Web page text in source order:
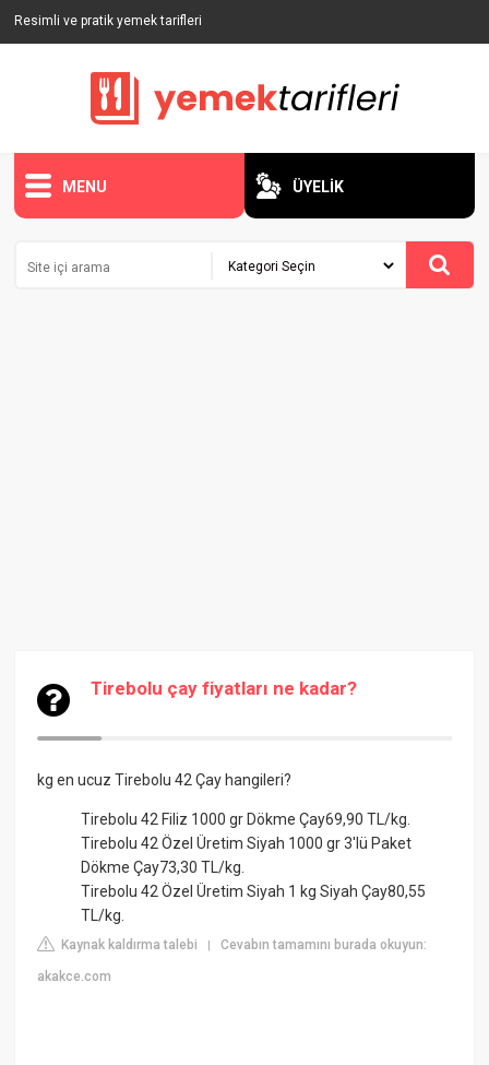
Resimli ve pratik yemek tarifleri
MENU ÜYELİK
Tirebolu çay fiyatları ne kadar?
kg en ucuz Tirebolu 42 Çay hangileri?
Tirebolu 42 Filiz 1000 gr Dökme Çay69,90 TL/kg.
Tirebolu 42 Özel Üretim Siyah 1000 gr 3'lü Paket
Dökme Çay73,30 TL/kg.
Tirebolu 42 Özel Üretim Siyah 1 kg Siyah Çay80,55
TL/kg.
Kaynak kaldırma talebi |Cevabın tamamını burada okuyun:
akakce.com